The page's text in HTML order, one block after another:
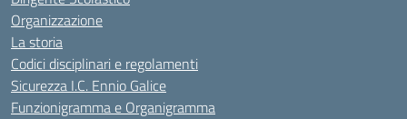
Organizzazione
La storia
Codici disciplinari e regolamenti
Sicurezza I.C. Ennio Galice
Funzionigramma e Organigramma